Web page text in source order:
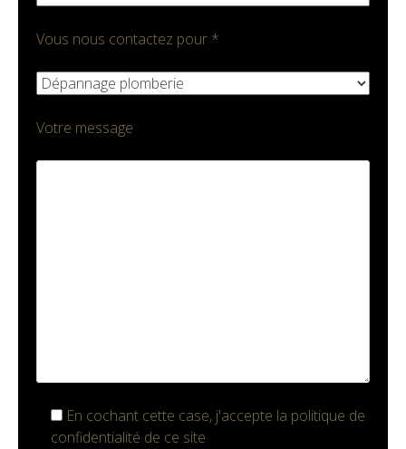
Vous nous contactez pour *
Votre message
En cochant cette case, j'accepte la politique de
confidentialité de ce site